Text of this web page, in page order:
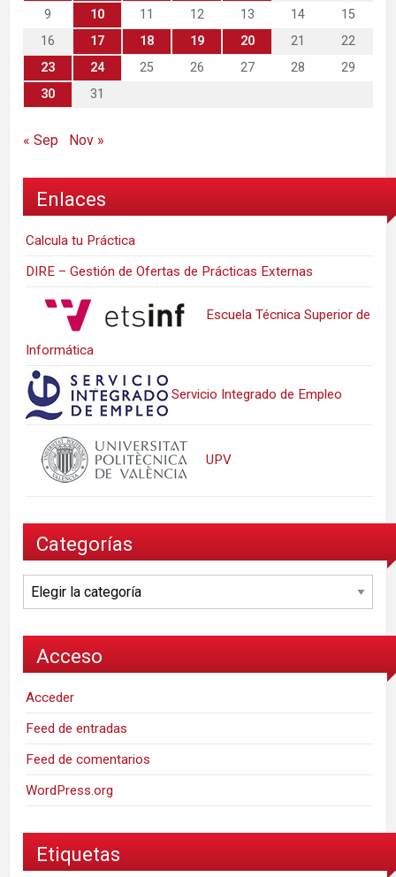
9
10 11 12 13 14
15
16
17 18 19 20 21
22
23
24 25 26 27 28
29
30
31
« Sep Nov »
Enlaces
Calcula tu Práctica
DIRE – Gestión de Ofertas de Prácticas Externas
Escuela Técnica Superior de
Informática
Servicio Integrado de Empleo
UPV
Categorías
Categorías
Acceso
Acceder
Feed de entradas
Feed de comentarios
WordPress.org
Etiquetas